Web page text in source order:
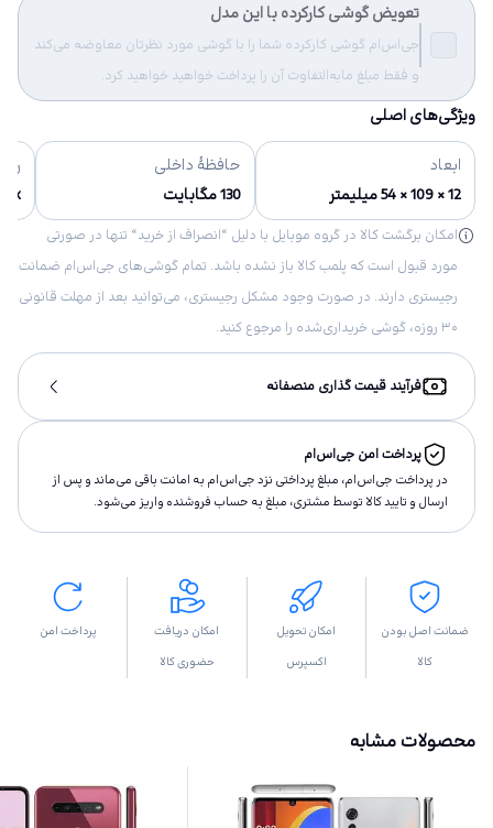
تعویض گوشی کارکرده با این مدل
جی‌اس‌ام گوشی کارکرده شما را با گوشی مورد نظرتان معاوضه می‌کند
و فقط مبلغ مابه‌التفاوت آن را پرداخت خواهید خواهید کرد.
ویژگی‌های اصلی
ابعاد
12 × 109 × 54 میلیمتر
حافظهٔ داخلی
130 مگابایت
امکان برگشت کالا در گروه موبایل با دلیل “انصراف از خرید“ تنها در صورتی
مورد قبول است که پلمب کالا باز نشده باشد. تمام گوشی‌های جی‌اس‌ام ضمانت
رجیستری دارند. در صورت وجود مشکل رجیستری، می‌توانید بعد از مهلت قانونی
۳۰ روزه، گوشی خریداری‌شده را مرجوع کنید.
فرآیند قیمت گذاری منصفانه
پرداخت امن جی‌اس‌ام
در پرداخت جی‌اس‌ام، مبلغ پرداختى نزد جی‌اس‌ام به امانت باقى مى‌ماند و پس از
ارسال و تاييد كالا توسط مشتری، مبلغ به حساب فروشنده واريز مى‌شود.
ضمانت اصل بودن
کالا
امکان تحویل
اکسپرس
امکان دریافت
حضوری کالا
پرداخت امن
محصولات مشابه